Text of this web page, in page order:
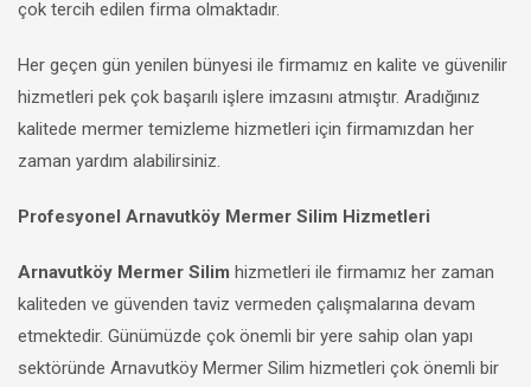
çok tercih edilen firma olmaktadır.
Her geçen gün yenilen bünyesi ile firmamız en kalite ve güvenilir
hizmetleri pek çok başarılı işlere imzasını atmıştır. Aradığınız
kalitede mermer temizleme hizmetleri için firmamızdan her
zaman yardım alabilirsiniz.
Profesyonel Arnavutköy Mermer Silim Hizmetleri
Arnavutköy Mermer Silim hizmetleri ile firmamız her zaman
kaliteden ve güvenden taviz vermeden çalışmalarına devam
etmektedir. Günümüzde çok önemli bir yere sahip olan yapı
sektöründe Arnavutköy Mermer Silim hizmetleri çok önemli bir